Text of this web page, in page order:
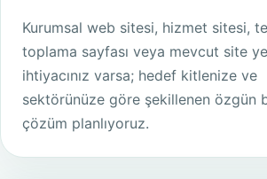
Kurumsal web sitesi, hizmet sitesi,
toplama sayfası veya mevcut site
ihtiyacınız varsa; hedef kitlenize ve
sektörünüze göre şekillenen özgün
çözüm planlıyoruz.